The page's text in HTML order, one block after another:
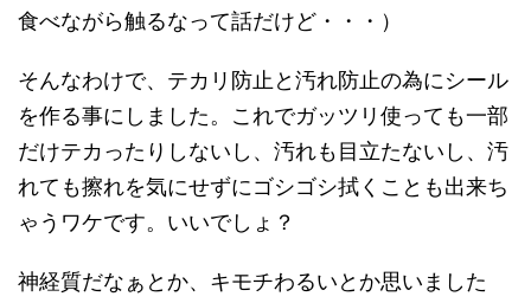
食べながら触るなって話だけど・・・）
そんなわけで、テカリ防止と汚れ防止の為にシール
を作る事にしました。これでガッツリ使っても一部
だけテカったりしないし、汚れも目立たないし、汚
れても擦れを気にせずにゴシゴシ拭くことも出来ち
ゃうワケです。いいでしょ？
神経質だなぁとか、キモチわるいとか思いました